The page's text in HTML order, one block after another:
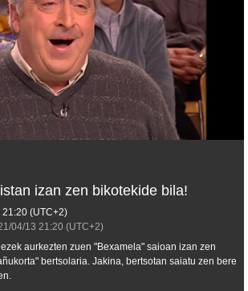
izan zen bikotekide bila!
21:20 (UTC+2)
04/13 21:20 (UTC+2)
aurkezten zuen "Bexamela" saioan izan zen
bertsolaria. Jakina, bertsotan saiatu zen bere